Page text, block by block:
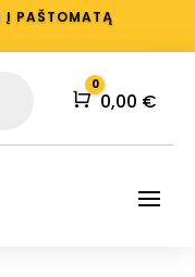
Į PAŠTOMATĄ
Krepšelis
0
0,00 €